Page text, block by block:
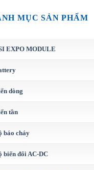
MỤC SẢN PHẨM
EXPO MODULE
dòng
tần
báo cháy
biến đổi AC-DC